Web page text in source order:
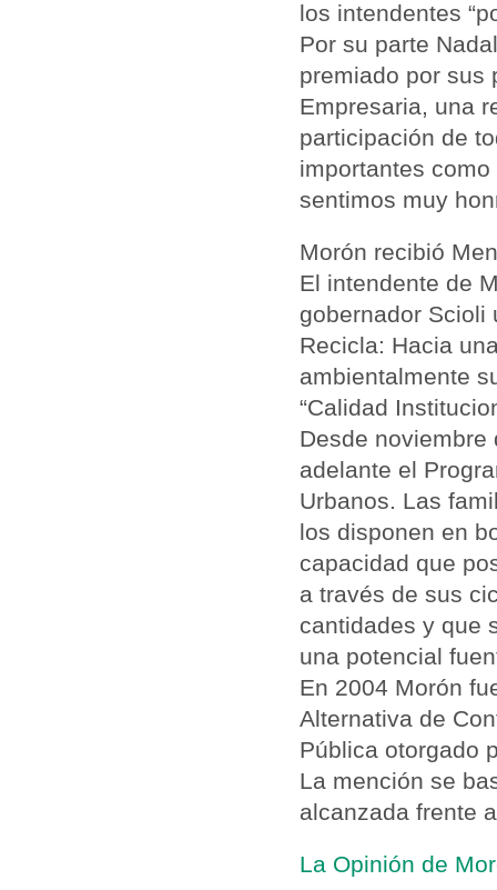
los intendentes
Por su parte
premiado por sus
Empresaria, una
participación de
importantes
sentimos muy
Morón recibió
El intendente de
gobernador Scioli
Recicla: Hacia
ambientalmente
“Calidad
Desde noviembre
adelante el
Urbanos. Las
los disponen en
capacidad que
a través de sus
cantidades y que
una potencial
En 2004 Morón
Alternativa de
Pública otorgado
La mención se
alcanzada frente
La Opinión de